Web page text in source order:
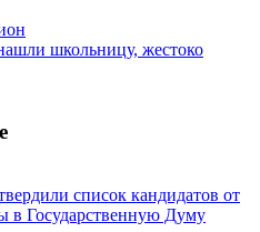
школьницу, жестоко
список кандидатов от
в Государственную Думу